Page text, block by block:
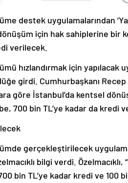
destek uygulamalarından
için hak sahiplerine bir
verilecek.
hızlandırmak için yapılacak
girdi. Cumhurbaşkanı
göre İstanbul’da kentsel
700 bin TL’ye kadar da kredi
gerçekleştirilecek
bilgi verdi.
bin TL’ye kadar kredi ve